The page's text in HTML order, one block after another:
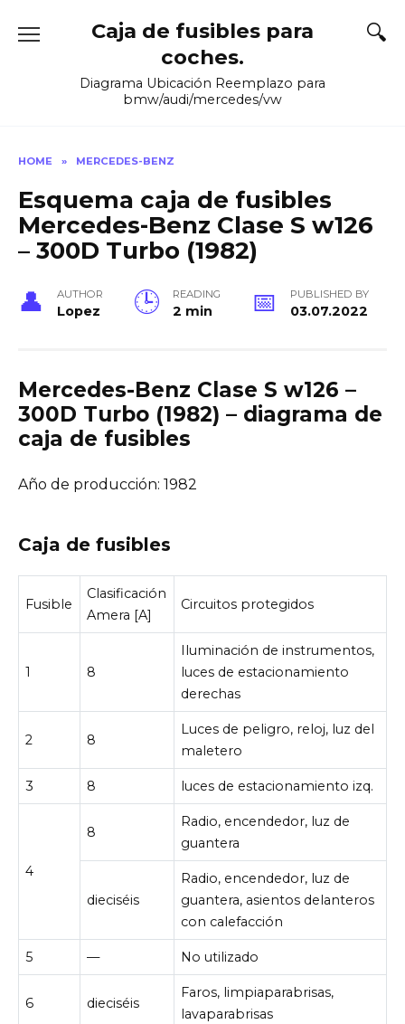
Caja de fusibles para
coches.
Diagrama Ubicación Reemplazo para
bmw/audi/mercedes/vw
HOME » MERCEDES-BENZ
Esquema caja de fusibles
Mercedes-Benz Clase S w126
– 300D Turbo (1982)
AUTHOR
Lopez
READING
2 min
PUBLISHED BY
03.07.2022
Mercedes-Benz Clase S w126 –
300D Turbo (1982) – diagrama de
caja de fusibles
Año de producción: 1982
Caja de fusibles
Fusible
Clasificación
Amera [A]
Circuitos protegidos
1 8
Iluminación de instrumentos,
luces de estacionamiento
derechas
2 8
Luces de peligro, reloj, luz del
maletero
3 8 luces de estacionamiento izq.
4
8
Radio, encendedor, luz de
guantera
dieciséis
Radio, encendedor, luz de
guantera, asientos delanteros
con calefacción
5 — No utilizado
6 dieciséis
Faros, limpiaparabrisas,
lavaparabrisas